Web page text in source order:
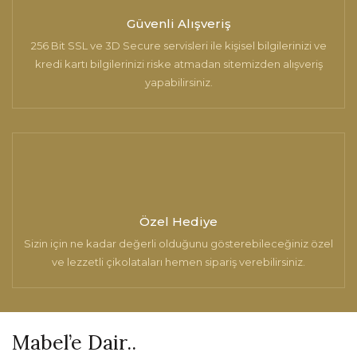
Güvenli Alışveriş
256 Bit SSL ve 3D Secure servisleri ile kişisel bilgilerinizi ve
kredi kartı bilgilerinizi riske atmadan sitemizden alışveriş
yapabilirsiniz.
Özel Hediye
Sizin için ne kadar değerli olduğunu gösterebileceğiniz özel
ve lezzetli çikolataları hemen sipariş verebilirsiniz.
Mabel’e Dair..